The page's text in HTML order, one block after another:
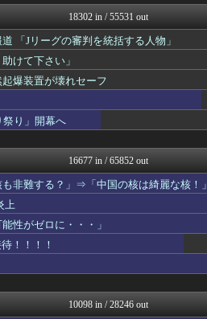
U-1 NEWS.
ふぇー速
watch＠２ちゃんねる
痛いニュース(ﾉ∀`)
アルファルファモザイク＠ネ...
日本第一！ニュース録
ガハろぐNewsヽ(･ω･...
アルファルファモザイク＠ネ...
反日愚国 恨寓瘻
理想ちゃんねる
NEWSまとめもりー｜2c...
おーるじゃんる
政経ワロスまとめニュース♪
あじあニュースちゃんねる
大艦巨砲主義！
オレ的ゲーム速報＠刃
18302 in / 55531 out
「Jリーグの審判を統括する人物」
けて下さい」
爆装置が壊れセーフ
り」開幕へ
16677 in / 65852 out
非難する？」⇒「中国の核は綺麗な核！」
上
性がゼロに・・・」
！！！！
10098 in / 28246 out